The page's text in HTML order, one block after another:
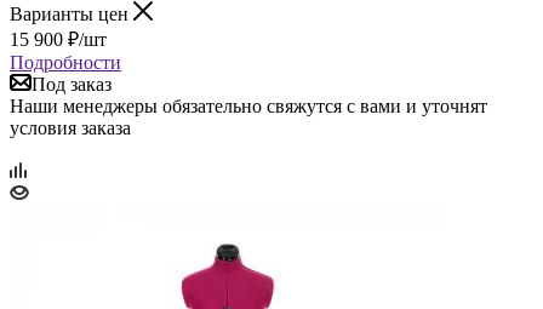
Варианты цен
15 900 ₽/шт
Подробности
Под заказ
Наши менеджеры обязательно свяжутся с вами и уточнят
условия заказа